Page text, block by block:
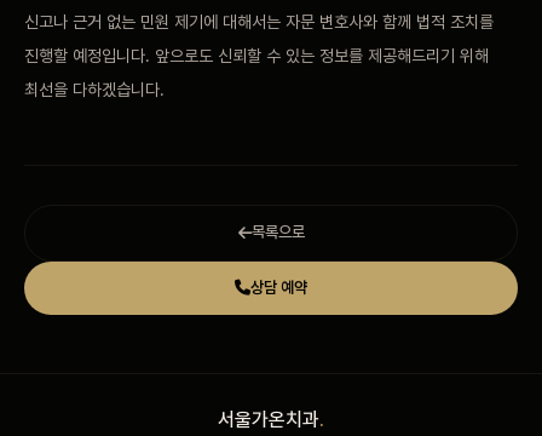
신고나 근거 없는 민원 제기에 대해서는 자문 변호사와 함께 법적 조치를
진행할 예정입니다. 앞으로도 신뢰할 수 있는 정보를 제공해드리기 위해
최선을 다하겠습니다.
목록으로
상담 예약
서울가온치과.